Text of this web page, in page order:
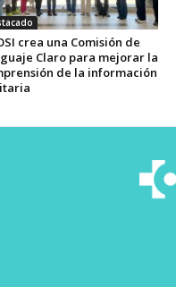
crea una Comisión de
Claro para mejorar la
de la información